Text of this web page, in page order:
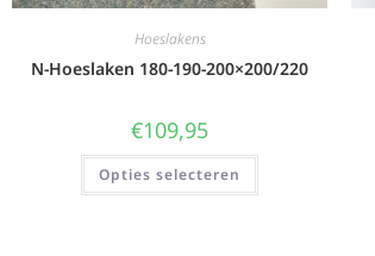
Hoeslakens
N-Hoeslaken 180-190-200×200/220
€109,95
Opties selecteren